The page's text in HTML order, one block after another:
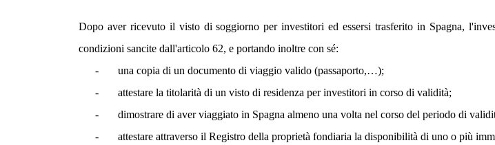
Dopo aver ricevuto il visto di soggiorno per investitori ed essersi trasferito in Spagna,
condizioni sancite dall'articolo 62, e portando inoltre con sé:
-
una copia di un documento di viaggio valido (passaporto,…);
-
attestare la titolarità di un visto di residenza per investitori in corso di validità;
-
dimostrare di aver viaggiato in Spagna almeno una volta nel corso del periodo di
-
attestare attraverso il Registro della proprietà fondiaria la disponibilità di uno o più